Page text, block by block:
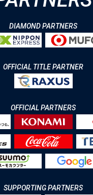
DIAMOND PARTNERS
OFFICIAL TITLE PARTNER
OFFICIAL PARTNERS
SUPPORTING PARTNERS